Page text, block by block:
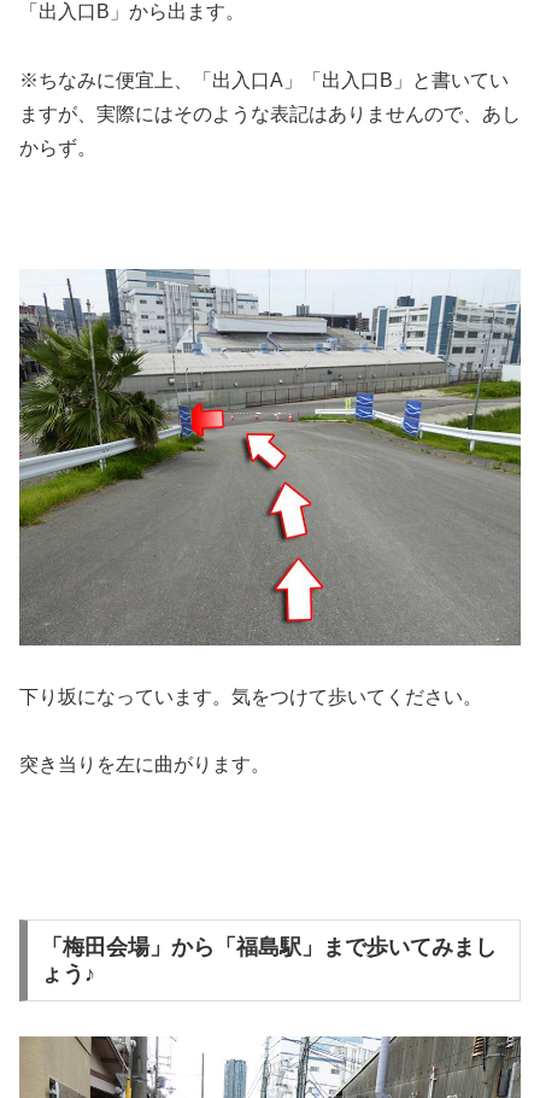
「出入口B」から出ます。
※ちなみに便宜上、「出入口A」「出入口B」と書いてい
ますが、実際にはそのような表記はありませんので、あし
からず。
下り坂になっています。気をつけて歩いてください。
突き当りを左に曲がります。
「梅田会場」から「福島駅」まで歩いてみまし
ょう♪